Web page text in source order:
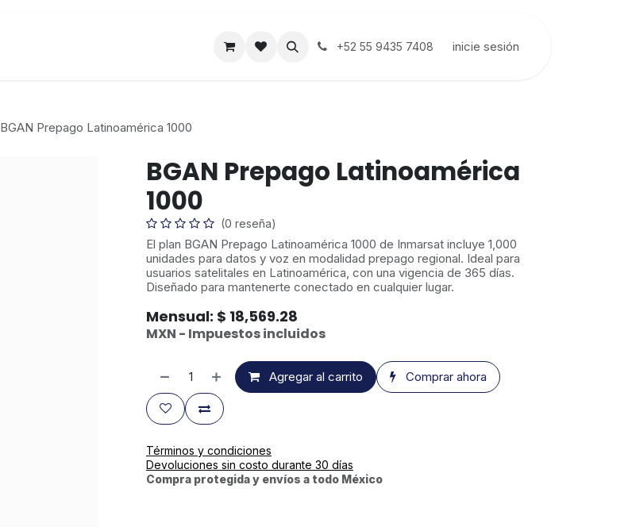
+52 55 9435 7408 inicie sesión
BGAN Prepago Latinoamérica 1000
BGAN Prepago Latinoamérica
1000
(0 reseña)
El plan BGAN Prepago Latinoamérica 1000 de Inmarsat incluye 1,000
unidades para datos y voz en modalidad prepago regional. Ideal para
usuarios satelitales en Latinoamérica, con una vigencia de 365 días.
Diseñado para mantenerte conectado en cualquier lugar.
Mensual: $ 18,569.28
MXN - Impuestos incluidos
Agregar al carrito Comprar ahora
Términos y condiciones
Devoluciones sin costo durante 30 días
Compra protegida y envíos a todo México